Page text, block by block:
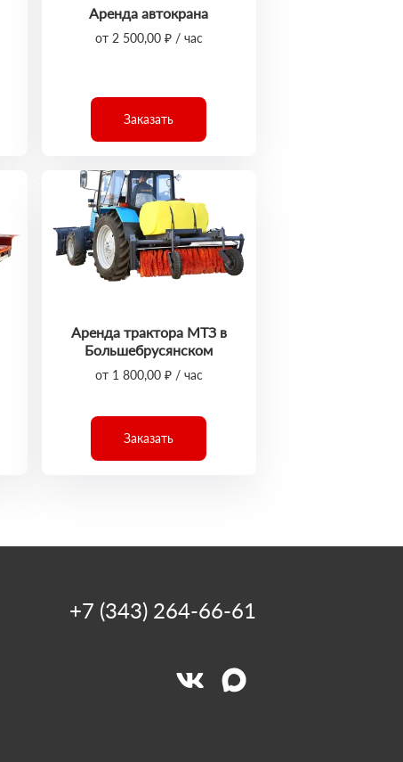
Аренда автокрана
от 2 500,00 ₽ / час
Заказать
Аренда трактора МТЗ в
Большебрусянском
от 1 800,00 ₽ / час
Заказать
+7 (343) 264-66-61